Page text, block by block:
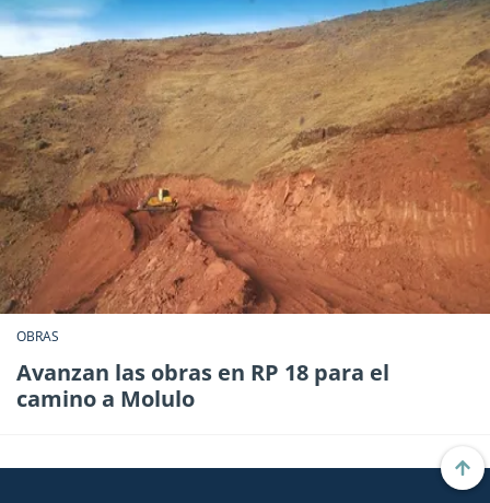
OBRAS
Avanzan las obras en RP 18 para el
camino a Molulo